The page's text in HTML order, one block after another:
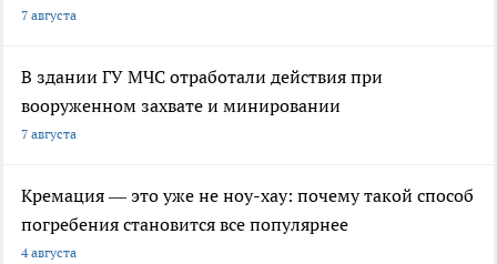
7 августа
В здании ГУ МЧС отработали действия при
вооруженном захвате и минировании
7 августа
Кремация — это уже не ноу-хау: почему такой способ
погребения становится все популярнее
4 августа